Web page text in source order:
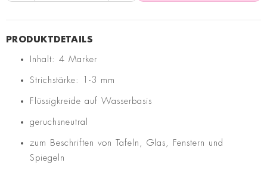
Inhalt: 4 Marker
Strichstärke: 1-3 mm
Flüssigkreide auf Wasserbasis
geruchsneutral
zum Beschriften von Tafeln, Glas, Fenstern und
Spiegeln